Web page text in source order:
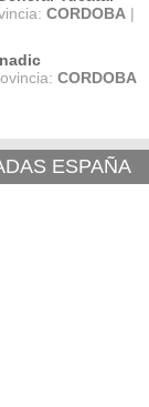
CORDOBA |
CORDOBA
ESPAÑA